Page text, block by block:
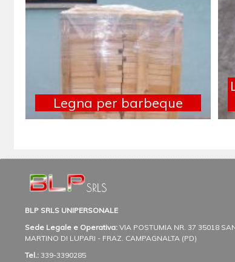
Legna per barbeque
BLP SRLS UNIPERSONALE
Sede Legale e Operativa: VIA POSTUMIA NR. 37 35018
MARTINO DI LUPARI - FRAZ. CAMPAGNALTA (PD)
Tel.:339-3390285